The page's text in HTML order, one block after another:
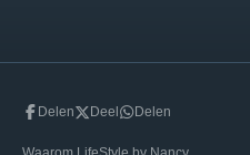
Delen Deel Delen